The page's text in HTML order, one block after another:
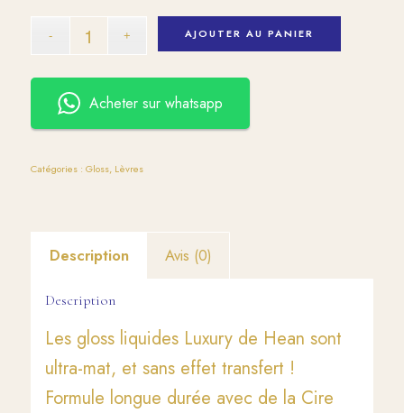
AJOUTER AU PANIER
Acheter sur whatsapp
Catégories : Gloss, Lèvres
Description Avis (0)
Description
Les gloss liquides Luxury de Hean sont
ultra-mat, et sans effet transfert !
Formule longue durée avec de la Cire